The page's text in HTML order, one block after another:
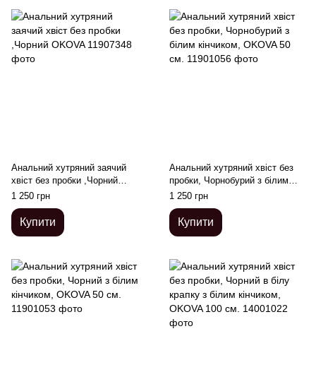
Анальний хутряний заячий
хвіст без пробки ,Чорний
OKOVA
1 250 грн
Купити
Анальний хутряний хвіст без
пробки, Чорнобурий з білим
кінчиком, OKOVA 50 см.
1 250 грн
Купити